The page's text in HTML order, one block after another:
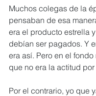
Muchos colegas de la
pensaban de esa
era el producto estrella
debían ser pagados. Y
era así. Pero en el
que no era la actitud por
Por el contrario, yo que